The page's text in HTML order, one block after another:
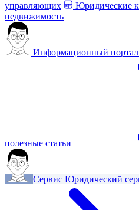
управляющих
Юридические
недвижимость
Информационный портал
полезные статьи
Сервис Юридический